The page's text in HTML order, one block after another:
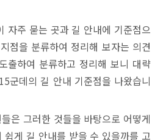
자주 묻는 곳과 길 안내에 기준점으
점을 분류하여 정리해 보자는 의견
출하여 분류하고 정리해 보니 대략
군데의 길 안내 기준점을 나왔습니
은 그러한 것들을 바탕으로 어떻게
쉽게 길 안내를 받을 수 있을까를 고